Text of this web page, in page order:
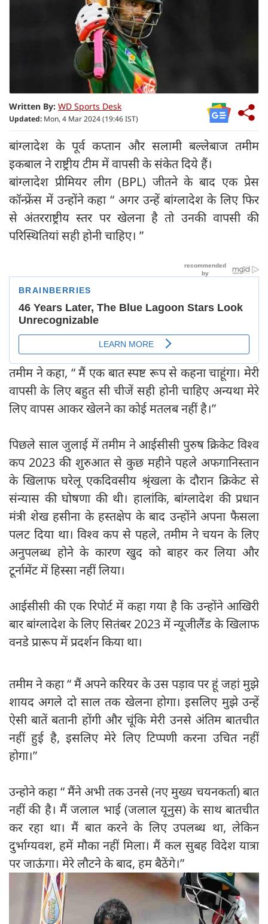
Written By: WD Sports Desk
Updated: Mon, 4 Mar 2024 (19:46 IST)
बांग्लादेश के पूर्व कप्तान और सलामी बल्लेबाज तमीम
इकबाल ने राष्ट्रीय टीम में वापसी के संकेत दिये हैं।
बांग्लादेश प्रीमियर लीग (BPL) जीतने के बाद एक प्रेस
कॉन्फ्रेंस में उन्होंने कहा “ अगर उन्हें बांग्लादेश के लिए फिर
से अंतरराष्ट्रीय स्तर पर खेलना है तो उनकी वापसी की
परिस्थितियां सही होनी चाहिए। ”
तमीम ने कहा, “ मैं एक बात स्पष्ट रूप से कहना चाहूंगा। मेरी
वापसी के लिए बहुत सी चीजें सही होनी चाहिए अन्यथा मेरे
लिए वापस आकर खेलने का कोई मतलब नहीं है।”
पिछले साल जुलाई में तमीम ने आईसीसी पुरुष क्रिकेट विश्व
कप 2023 की शुरुआत से कुछ महीने पहले अफगानिस्तान
के खिलाफ घरेलू एकदिवसीय श्रृंखला के दौरान क्रिकेट से
संन्यास की घोषणा की थी। हालांकि, बांग्लादेश की प्रधान
मंत्री शेख हसीना के हस्तक्षेप के बाद उन्होंने अपना फैसला
पलट दिया था। विश्व कप से पहले, तमीम ने चयन के लिए
अनुपलब्ध होने के कारण खुद को बाहर कर लिया और
टूर्नामेंट में हिस्सा नहीं लिया।
आईसीसी की एक रिपोर्ट में कहा गया है कि उन्होंने आखिरी
बार बांग्लादेश के लिए सितंबर 2023 में न्यूजीलैंड के खिलाफ
वनडे प्रारूप में प्रदर्शन किया था।
तमीम ने कहा “ मैं अपने करियर के उस पड़ाव पर हूं जहां मुझे
शायद अगले दो साल तक खेलना होगा। इसलिए मुझे उन्हें
ऐसी बातें बतानी होंगी और चूंकि मेरी उनसे अंतिम बातचीत
नहीं हुई है, इसलिए मेरे लिए टिप्पणी करना उचित नहीं
होगा।”
उन्होने कहा “ मैंने अभी तक उनसे (नए मुख्य चयनकर्ता) बात
नहीं की है। मैं जलाल भाई (जलाल यूनुस) के साथ बातचीत
कर रहा था। मैं बात करने के लिए उपलब्ध था, लेकिन
दुर्भाग्यवश, हमें मौका नहीं मिला। मैं कल सुबह विदेश यात्रा
पर जाऊंगा। मेरे लौटने के बाद, हम बैठेंगे।”